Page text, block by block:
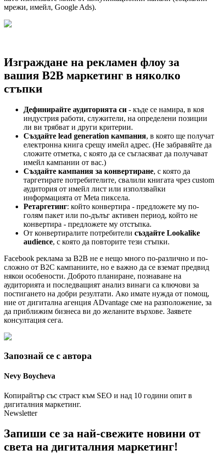
мрежи, имейл, Google Ads).
Изграждане на рекламен флоу за
вашия B2B маркетинг в няколко
стъпки
Дефинирайте аудиторията си - къде се намира, в коя
индустрия работи, служители, на определени позиции
ли ви трябват и други критерии.
Създайте lead generation кампания, в която ще получат
електронна книга срещу имейл адрес. (Не забравяйте да
сложите отметка, с която да се съгласяват да получават
имейл кампании от вас.)
Създайте кампания за конвертиране, с която да
таргетирате потребителите, свалили книгата чрез custom
аудитория от имейл лист или използвайки
информацията от Meta пиксела.
Ретаргетинг: който конвертира - предложете му по-
голям пакет или по-дълъг активен период, който не
конвертира - предложете му отстъпка.
От конвертиралите потребители създайте Lookalike
audience, с която да повторите тези стъпки.
Facebook рекламa за B2B не e нещо много по-различно и по-
сложно от B2C кампаниите, но е важно да се вземат предвид
някои особености. Доброто планиране, познаване на
аудиторията и последващият анализ винаги са ключови за
постигането на добри резултати. Ако имате нужда от помощ,
ние от дигитална агенция ADvantage сме на разположение, за
да приближим бизнеса ви до желаните върхове. Заявете
консултация сега.
Запознай се с автора
Nevy Boycheva
Копирайтър със страст към SEO и над 10 години опит в
дигиталния маркетинг.
Newsletter
Запиши се за най-свежите новини от
света на дигиталния маркетинг!